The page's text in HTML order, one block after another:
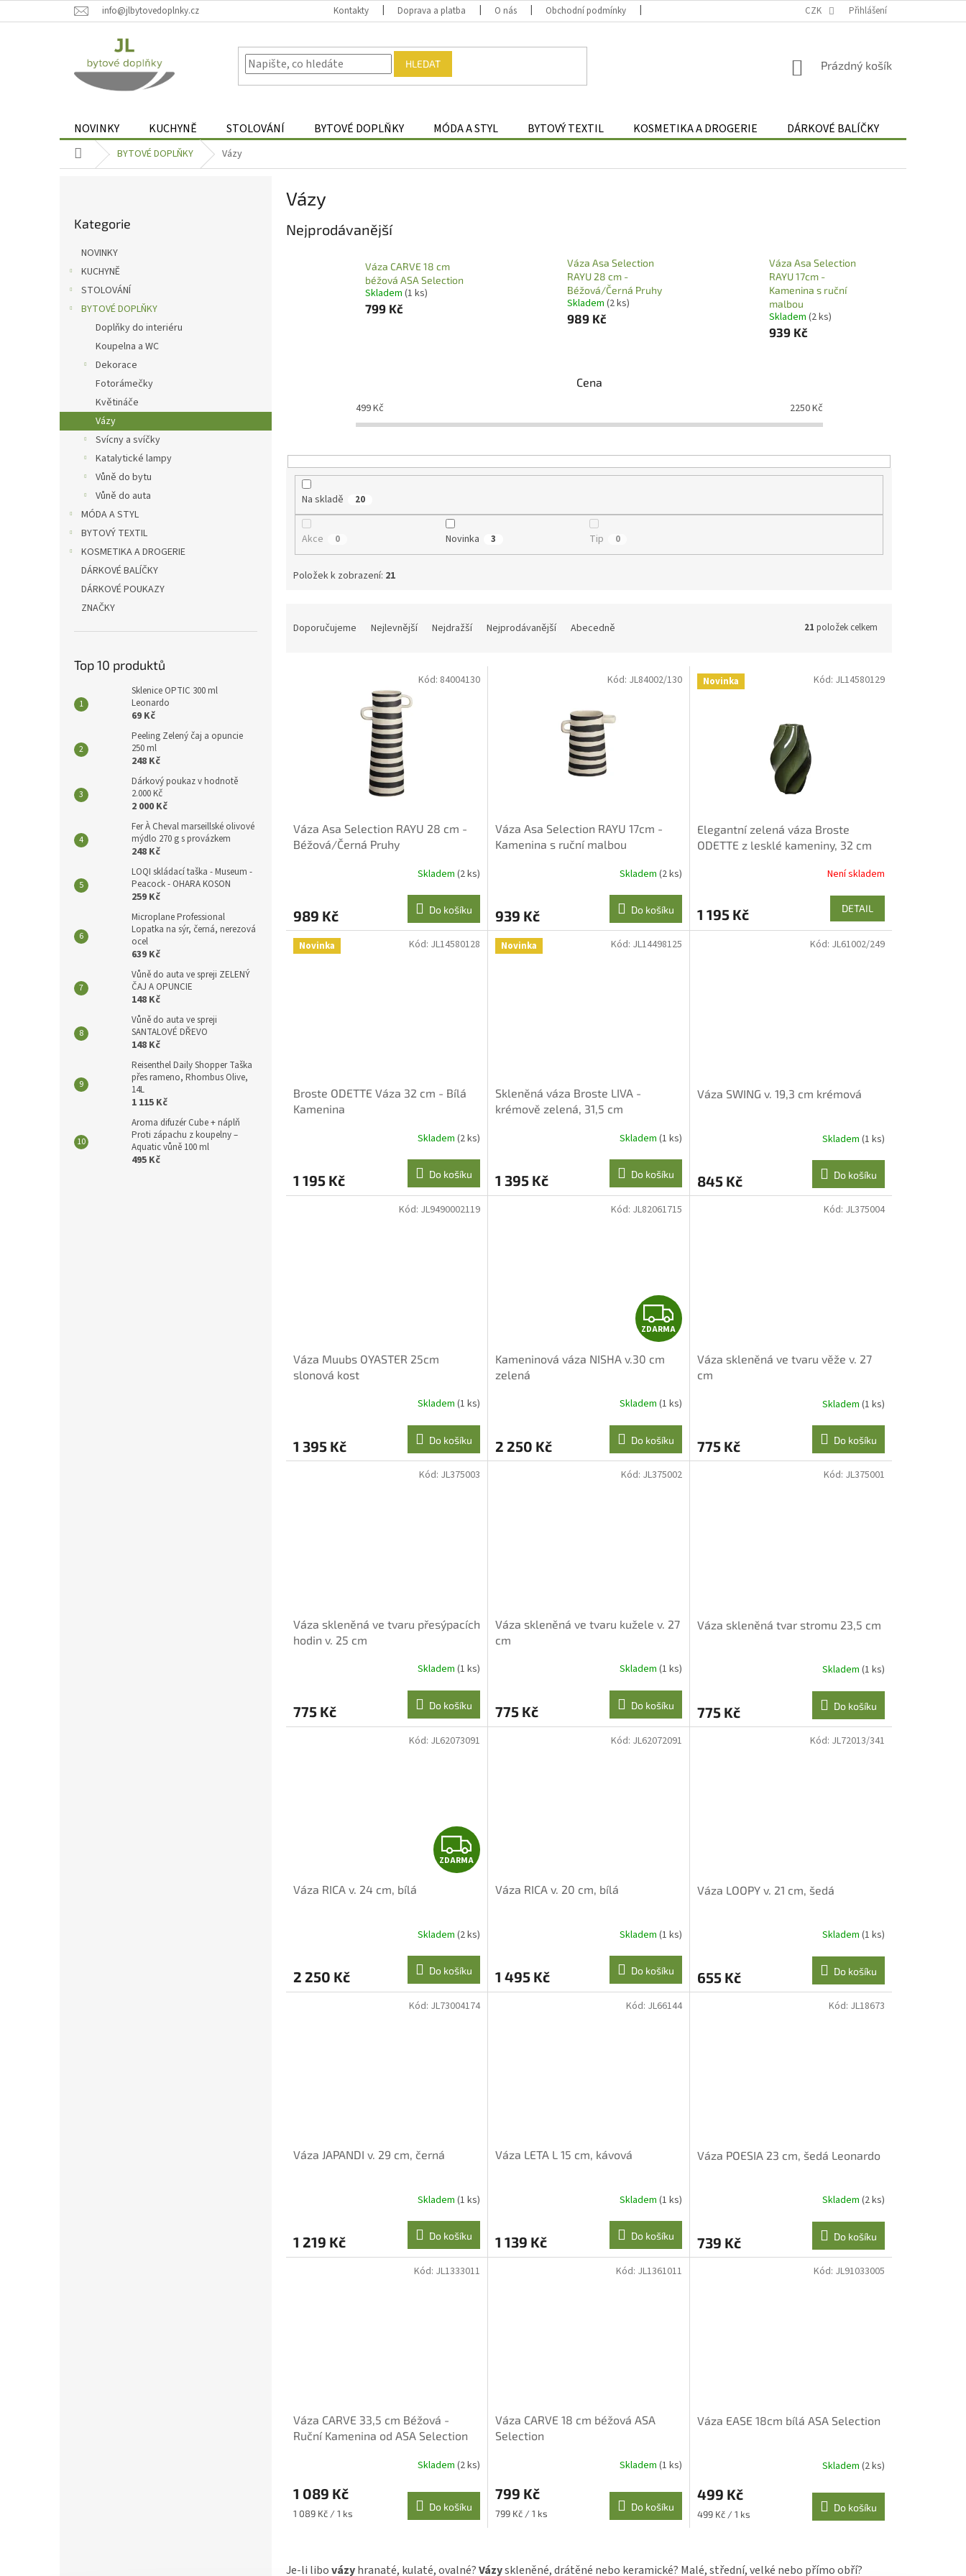
na
info@jlbytovedoplnky.cz Kontakty Doprava a platba O nás Obchodní podmínky Odstoupení od smlouvy
CZK Přihlášení
HLEDAT
NÁKUPNÍ
Prázdný košík
NOVINKY KUCHYNĚ STOLOVÁNÍ BYTOVÉ DOPLŇKY MÓDA A STYL BYTOVÝ TEXTIL KOSMETIKA A DROGERIE DÁRKOVÉ BALÍČKY
Domů BYTOVÉ DOPLŇKY Vázy
kategorie
Kategorie
NOVINKY
KUCHYNĚ
STOLOVÁNÍ
BYTOVÉ DOPLŇKY
Doplňky do interiéru
Koupelna a WC
Dekorace
Fotorámečky
Květináče
Vázy
Svícny a svíčky
Katalytické lampy
Vůně do bytu
Vůně do auta
MÓDA A STYL
BYTOVÝ TEXTIL
KOSMETIKA A DROGERIE
DÁRKOVÉ BALÍČKY
DÁRKOVÉ POUKAZY
ZNAČKY
Top 10 produktů
Sklenice OPTIC 300 ml
Leonardo
69 Kč
Peeling Zelený čaj a opuncie
250 ml
248 Kč
Dárkový poukaz v hodnotě
2.000 Kč
2 000 Kč
Fer À Cheval marseillské olivové
mýdlo 270 g s provázkem
248 Kč
LOQI skládací taška - Museum -
Peacock - OHARA KOSON
259 Kč
Microplane Professional
Lopatka na sýr, černá, nerezová
ocel
639 Kč
Vůně do auta ve spreji ZELENÝ
ČAJ A OPUNCIE
148 Kč
Vůně do auta ve spreji
SANTALOVÉ DŘEVO
148 Kč
Reisenthel Daily Shopper Taška
přes rameno, Rhombus Olive,
14L
1 115 Kč
Aroma difuzér Cube + náplň
Proti zápachu z koupelny –
Aquatic vůně 100 ml
495 Kč
Vázy
Nejprodávanější
Váza CARVE 18 cm
béžová ASA Selection
Skladem (1 ks)
799 Kč
Váza Asa Selection
RAYU 28 cm -
Béžová/Černá Pruhy
Skladem (2 ks)
989 Kč
Váza Asa Selection
RAYU 17cm -
Kamenina s ruční
malbou
Skladem (2 ks)
939 Kč
Cena
499Kč 2250Kč
Na skladě 20
Akce 0 Novinka 3 Tip 0
Položek k zobrazení: 21
Doporučujeme Nejlevnější Nejdražší Nejprodávanější Abecedně 21 položek celkem
Váza Asa Selection RAYU 28 cm -
Béžová/Černá Pruhy
Skladem (2 ks)
989 Kč Do košíku
Kód: 84004130
Váza Asa Selection RAYU 17cm -
Kamenina s ruční malbou
Skladem (2 ks)
939 Kč Do košíku
Kód: JL84002/130 Novinka
Elegantní zelená váza Broste
ODETTE z lesklé kameniny, 32 cm
Není skladem
1 195 Kč DETAIL
Kód: JL14580129
Novinka
Broste ODETTE Váza 32 cm - Bílá
Kamenina
Skladem (2 ks)
1 195 Kč Do košíku
Kód: JL14580128 Novinka
Skleněná váza Broste LIVA -
krémově zelená, 31,5 cm
Skladem (1 ks)
1 395 Kč Do košíku
Kód: JL14498125
Váza SWING v. 19,3 cm krémová
Skladem (1 ks)
845 Kč Do košíku
Kód: JL61002/249
Váza Muubs OYASTER 25cm
slonová kost
Skladem (1 ks)
1 395 Kč Do košíku
Kód: JL9490002119
Z
D
R
M
A
ZDARMA
Kameninová váza NISHA v.30 cm
zelená
Skladem (1 ks)
2 250 Kč Do košíku
Kód: JL82061715
Váza skleněná ve tvaru věže v. 27
cm
Skladem (1 ks)
775 Kč Do košíku
Kód: JL375004
Váza skleněná ve tvaru přesýpacích
hodin v. 25 cm
Skladem (1 ks)
775 Kč Do košíku
Kód: JL375003
Váza skleněná ve tvaru kužele v. 27
cm
Skladem (1 ks)
775 Kč Do košíku
Kód: JL375002
Váza skleněná tvar stromu 23,5 cm
Skladem (1 ks)
775 Kč Do košíku
Kód: JL375001
Z
D
R
M
A
ZDARMA
Váza RICA v. 24 cm, bílá
Skladem (2 ks)
2 250 Kč Do košíku
Kód: JL62073091
Váza RICA v. 20 cm, bílá
Skladem (1 ks)
1 495 Kč Do košíku
Kód: JL62072091
Váza LOOPY v. 21 cm, šedá
Skladem (1 ks)
655 Kč Do košíku
Kód: JL72013/341
Váza JAPANDI v. 29 cm, černá
Skladem (1 ks)
1 219 Kč Do košíku
Kód: JL73004174
Váza LETA L 15 cm, kávová
Skladem (1 ks)
1 139 Kč Do košíku
Kód: JL66144
Váza POESIA 23 cm, šedá Leonardo
Skladem (2 ks)
739 Kč Do košíku
Kód: JL18673
Váza CARVE 33,5 cm Béžová -
Ruční Kamenina od ASA Selection
Skladem (2 ks)
1 089 Kč
Měrná
1 089 Kč / 1 ks
Do košíku
Kód: JL1333011
Váza CARVE 18 cm béžová ASA
Selection
Skladem (1 ks)
799 Kč
Měrná
799 Kč / 1 ks
Do košíku
Kód: JL1361011
Váza EASE 18cm bílá ASA Selection
Skladem (2 ks)
499 Kč
Měrná
499 Kč / 1 ks
Do košíku
Kód: JL91033005
Je-li libovázyhranaté, kulaté, ovalné?Vázyskleněné, drátěné nebo keramické? Malé, střední, velké nebo přímo obří?